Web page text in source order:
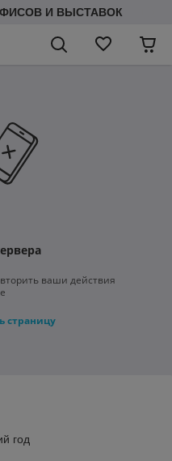
И ВЫСТАВОК
ваши действия
страницу
год